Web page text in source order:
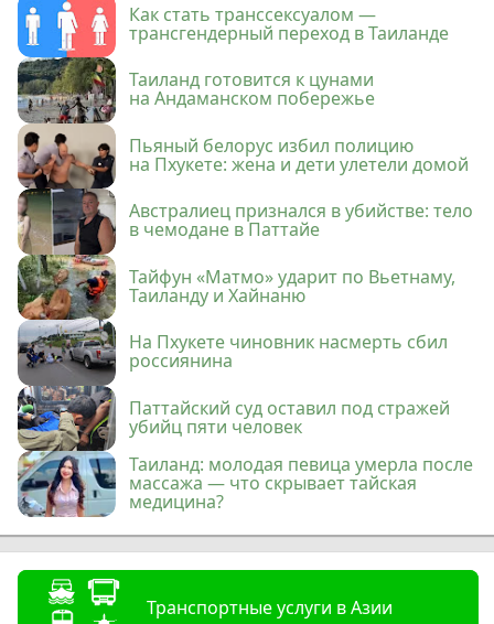
Как стать транссексуалом —
трансгендерный переход в Таиланде
Таиланд готовится к цунами
на Андаманском побережье
Пьяный белорус избил полицию
на Пхукете: жена и дети улетели домой
Австралиец признался в убийстве: тело
в чемодане в Паттайе
Тайфун «Матмо» ударит по Вьетнаму,
Таиланду и Хайнаню
На Пхукете чиновник насмерть сбил
россиянина
Паттайский суд оставил под стражей
убийц пяти человек
Таиланд: молодая певица умерла после
массажа — что скрывает тайская
медицина?
Транспортные услуги в Азии